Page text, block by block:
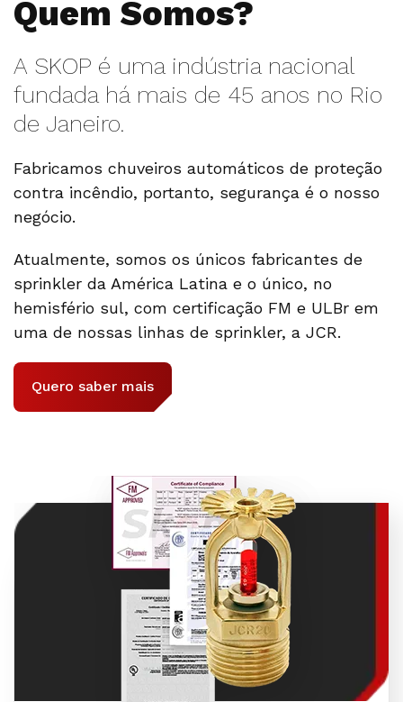
Quem Somos?
A SKOP é uma indústria nacional
fundada há mais de 45 anos no Rio
de Janeiro.
Fabricamos chuveiros automáticos de proteção
contra incêndio, portanto, segurança é o nosso
negócio.
Atualmente, somos os únicos fabricantes de
sprinkler da América Latina e o único, no
hemisfério sul, com certificação FM e ULBr em
uma de nossas linhas de sprinkler, a JCR.
Quero saber mais